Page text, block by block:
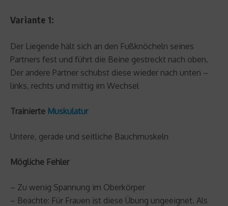
Variante 1:
Der Liegende hält sich an den Fußknöcheln seines
Partners fest und führt die Beine gestreckt nach oben.
Der andere Partner schubst diese wieder nach unten –
links, rechts und mittig im Wechsel
Trainierte Muskulatur
Untere, gerade und seitliche Bauchmuskeln
Mögliche Fehler
– Zu wenig Spannung im Oberkörper
– Beachte: Für Frauen ist diese Übung ungeeignet. Als